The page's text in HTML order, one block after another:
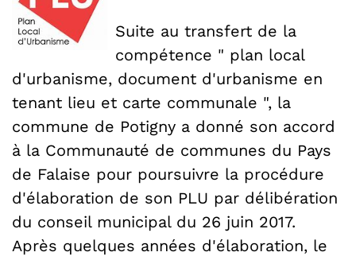
Suite au transfert de la
compétence " plan local
d'urbanisme, document d'urbanisme en
tenant lieu et carte communale ", la
commune de Potigny a donné son accord
à la Communauté de communes du Pays
de Falaise pour poursuivre la procédure
d'élaboration de son PLU par délibération
du conseil municipal du 26 juin 2017.
Après quelques années d'élaboration, le